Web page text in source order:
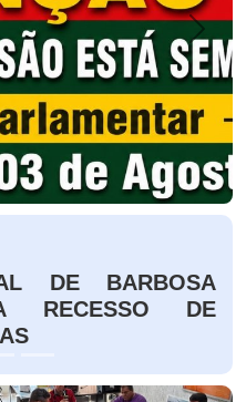
E
DE FINANÇAS E
PARECER
E AS EMENDAS